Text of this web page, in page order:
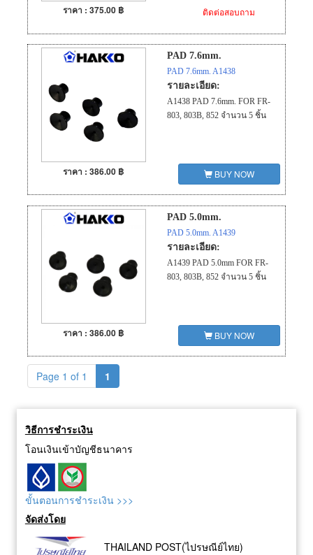
ราคา : 375.00 ฿ ติดต่อสอบถาม
PAD 7.6mm.
PAD 7.6mm. A1438
รายละเอียด:
A1438 PAD 7.6mm. FOR FR-
803, 803B, 852 จำนวน 5 ชิ้น
ราคา : 386.00 ฿ BUY NOW
PAD 5.0mm.
PAD 5.0mm. A1439
รายละเอียด:
A1439 PAD 5.0mm FOR FR-
803, 803B, 852 จำนวน 5 ชิ้น
ราคา : 386.00 ฿ BUY NOW
Page 1 of 1 1
วิธีการชำระเงิน
โอนเงินเข้าบัญชีธนาคาร
ขั้นตอนการชำระเงิน >>>
จัดส่งโดย
THAILAND POST(ไปรษณีย์ไทย)